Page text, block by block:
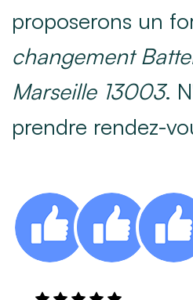
proposerons un
changement
Marseille 13003.
prendre rendez-